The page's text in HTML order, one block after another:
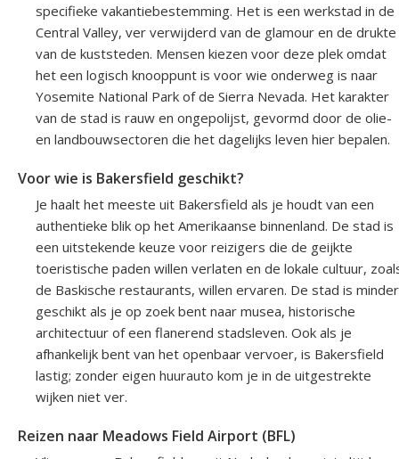
specifieke vakantiebestemming. Het is een werkstad in de
Central Valley, ver verwijderd van de glamour en de drukte
van de kuststeden. Mensen kiezen voor deze plek omdat
het een logisch knooppunt is voor wie onderweg is naar
Yosemite National Park of de Sierra Nevada. Het karakter
van de stad is rauw en ongepolijst, gevormd door de olie-
en landbouwsectoren die het dagelijks leven hier bepalen.
Voor wie is Bakersfield geschikt?
Je haalt het meeste uit Bakersfield als je houdt van een
authentieke blik op het Amerikaanse binnenland. De stad is
een uitstekende keuze voor reizigers die de geijkte
toeristische paden willen verlaten en de lokale cultuur,
de Baskische restaurants, willen ervaren. De stad is minder
geschikt als je op zoek bent naar musea, historische
architectuur of een flanerend stadsleven. Ook als je
afhankelijk bent van het openbaar vervoer, is Bakersfield
lastig; zonder eigen huurauto kom je in de uitgestrekte
wijken niet ver.
Reizen naar Meadows Field Airport (BFL)